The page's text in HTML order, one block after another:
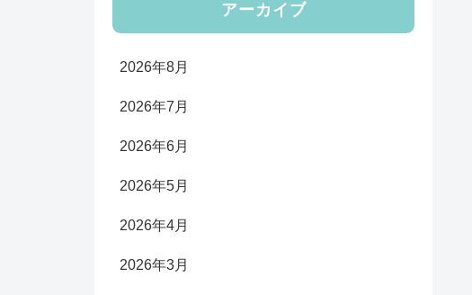
アーカイブ
2026年8月
2026年7月
2026年6月
2026年5月
2026年4月
2026年3月